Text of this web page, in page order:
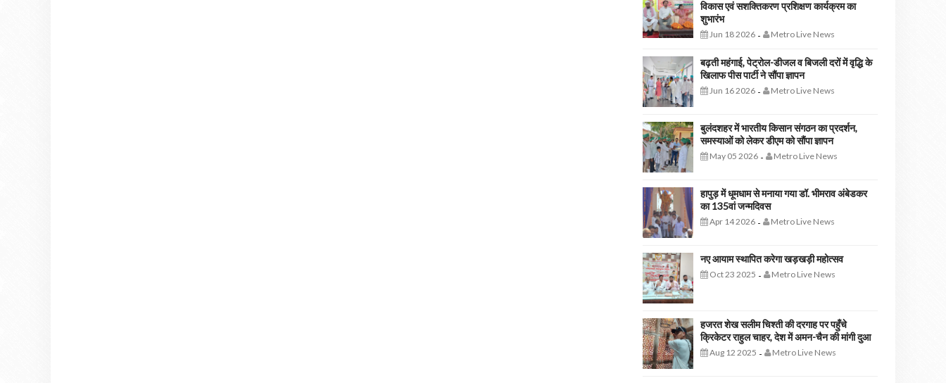
विकास एवं सशक्तिकरण प्रशिक्षण कार्यक्रम का
शुभारंभ
Jun 18 2026 - Metro Live News
बढ़ती महंगाई, पेट्रोल-डीजल व बिजली दरों में वृद्धि के
खिलाफ पीस पार्टी ने सौंपा ज्ञापन
Jun 16 2026 - Metro Live News
बुलंदशहर में भारतीय किसान संगठन का प्रदर्शन,
समस्याओं को लेकर डीएम को सौंपा ज्ञापन
May 05 2026 - Metro Live News
हापुड़ में धूमधाम से मनाया गया डॉ. भीमराव अंबेडकर
का 135वां जन्मदिवस
Apr 14 2026 - Metro Live News
नए आयाम स्थापित करेगा खड़खड़ी महोत्सव
Oct 23 2025 - Metro Live News
हजरत शेख सलीम चिश्ती की दरगाह पर पहुँचे
क्रिकेटर राहुल चाहर, देश में अमन-चैन की मांगी दुआ
Aug 12 2025 - Metro Live News